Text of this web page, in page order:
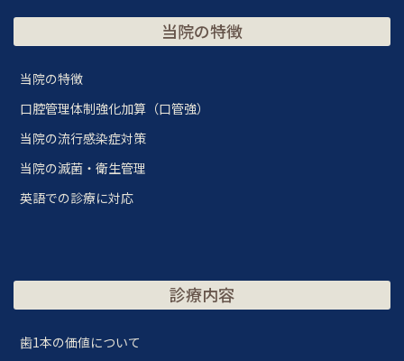
当院の特徴
当院の特徴
口腔管理体制強化加算（口管強）
当院の流行感染症対策
当院の滅菌・衛生管理
英語での診療に対応
診療内容
歯1本の価値について